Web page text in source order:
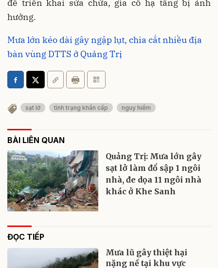
để triển khai sửa chữa, gia cố hạ tầng bị ảnh
hưởng.
Mưa lớn kéo dài gây ngập lụt, chia cắt nhiều địa
bàn vùng DTTS ở Quảng Trị
sạt lở tình trạng khẩn cấp nguy hiểm
BÀI LIÊN QUAN
Quảng Trị: Mưa lớn gây
sạt lở làm đổ sập 1 ngôi
nhà, đe dọa 11 ngôi nhà
khác ở Khe Sanh
ĐỌC TIẾP
Mưa lũ gây thiệt hại
nặng nề tại khu vực